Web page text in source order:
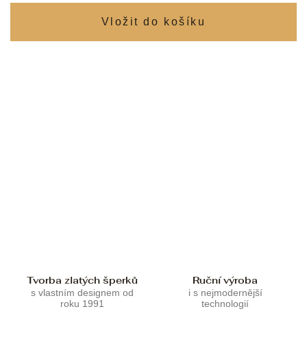
Tvorba zlatých šperků
s vlastním designem od
roku 1991
Ruční výroba
i s nejmodernější
technologií